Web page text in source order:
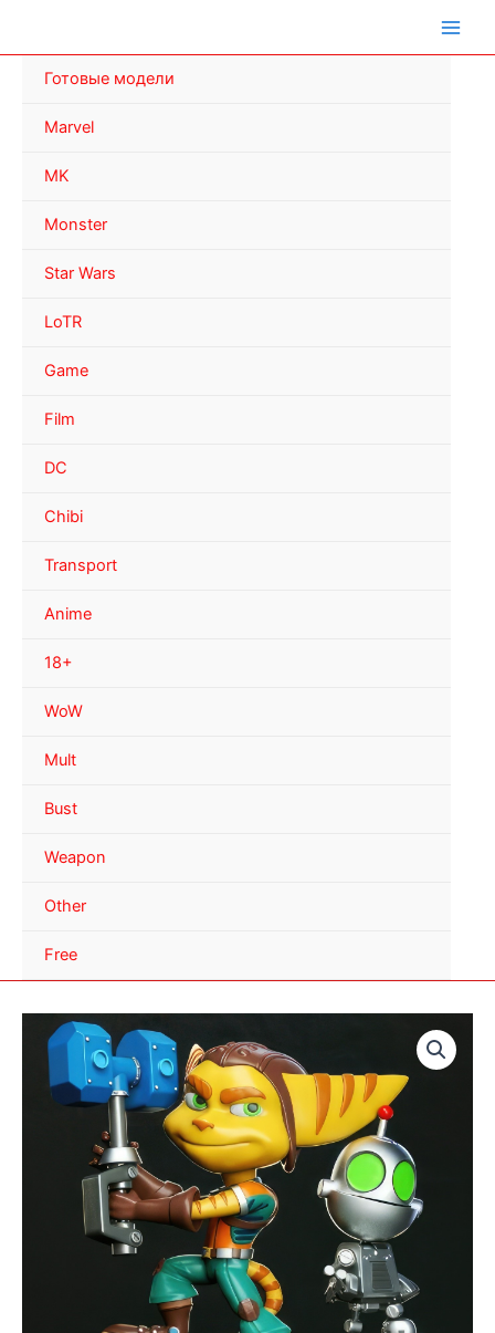
Готовые модели
Marvel
MK
Monster
Star Wars
LoTR
Game
Film
DC
Chibi
Transport
Anime
18+
WoW
Mult
Bust
Weapon
Other
Free